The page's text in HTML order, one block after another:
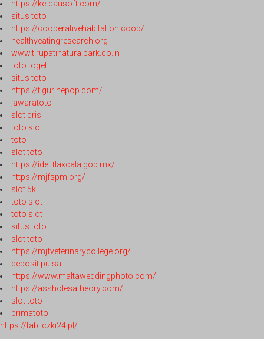
https://ketcausoft.com/
situs toto
https://cooperativehabitation.coop/
healthyeatingresearch.org
www.tirupatinaturalpark.co.in
toto togel
situs toto
https://figurinepop.com/
jawaratoto
slot qris
toto slot
toto
slot toto
https://idet.tlaxcala.gob.mx/
https://mjfspm.org/
slot 5k
toto slot
toto slot
situs toto
slot toto
https://mjfveterinarycollege.org/
deposit pulsa
https://www.maltaweddingphoto.com/
https://assholesatheory.com/
slot toto
primatoto
https://tabliczki24.pl/